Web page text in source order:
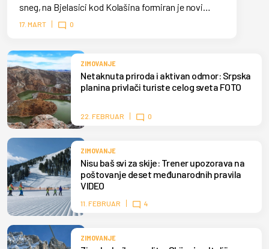
sneg, na Bjelasici kod Kolašina formiran je novi
snežni pokrivač. Skijaši mogu duže da uživaju u
zimskim sportovima.
17. MART 0
ZIMOVANJE
Netaknuta priroda i aktivan odmor: Srpska
planina privlači turiste celog sveta FOTO
22. FEBRUAR 0
ZIMOVANJE
Nisu baš svi za skije: Trener upozorava na
poštovanje deset međunarodnih pravila
VIDEO
11. FEBRUAR 4
ZIMOVANJE